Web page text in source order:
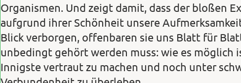
Organismen. Und zeigt damit, dass der bloßen
aufgrund ihrer Schönheit unsere
Blick verborgen, offenbaren sie uns Blatt für
unbedingt gehört werden muss: wie es möglich
Innigste vertraut zu machen und noch unter